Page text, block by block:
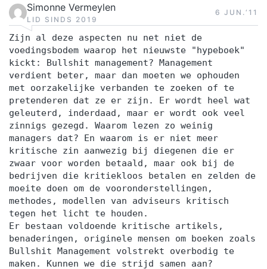
Simonne Vermeylen
LID SINDS 2019
6 JUN.‘11
Zijn al deze aspecten nu net niet de
voedingsbodem waarop het nieuwste "hypeboek"
kickt: Bullshit management? Management
verdient beter, maar dan moeten we ophouden
met oorzakelijke verbanden te zoeken of te
pretenderen dat ze er zijn. Er wordt heel wat
geleuterd, inderdaad, maar er wordt ook veel
zinnigs gezegd. Waarom lezen zo weinig
managers dat? En waarom is er niet meer
kritische zin aanwezig bij diegenen die er
zwaar voor worden betaald, maar ook bij de
bedrijven die kritiekloos betalen en zelden de
moeite doen om de vooronderstellingen,
methodes, modellen van adviseurs kritisch
tegen het licht te houden.
Er bestaan voldoende kritische artikels,
benaderingen, originele mensen om boeken zoals
Bullshit Management volstrekt overbodig te
maken. Kunnen we die strijd samen aan?